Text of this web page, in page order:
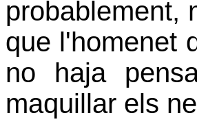
probablement,
que l'homenet
no haja
maquillar els